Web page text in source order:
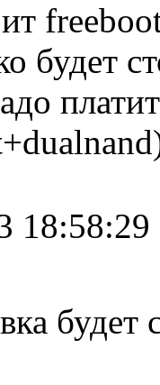
будет
18:58:29
будет